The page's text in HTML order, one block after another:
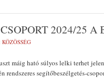
2024/25
KÖZÖSSÉG
máig ható súlyos lelki terhet
rendszeres segítőbeszélgetés-